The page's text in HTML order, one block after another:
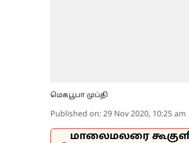
மெகபூபா முப்தி
Published on: 29 Nov 2020, 10:25 am
மாலைமலரை